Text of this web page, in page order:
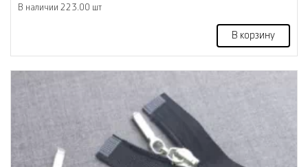
В наличии 223.00 шт
В корзину